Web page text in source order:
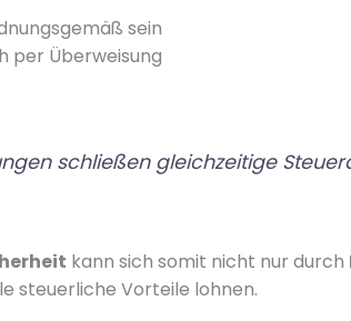
sein
per Überweisung
schließen gleichzeitige
kann sich somit nicht nur durch
steuerliche Vorteile lohnen.